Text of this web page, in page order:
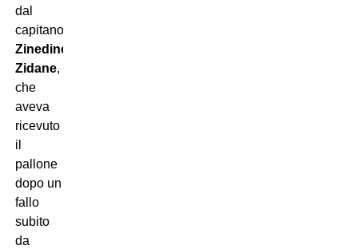
dal
capitano
Zinedine
Zidane,
che
aveva
ricevuto
il
pallone
dopo un
fallo
subito
da